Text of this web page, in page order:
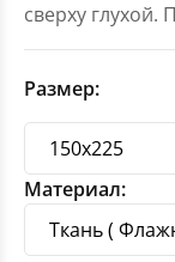
сверху глухой.
Размер:
Материал: